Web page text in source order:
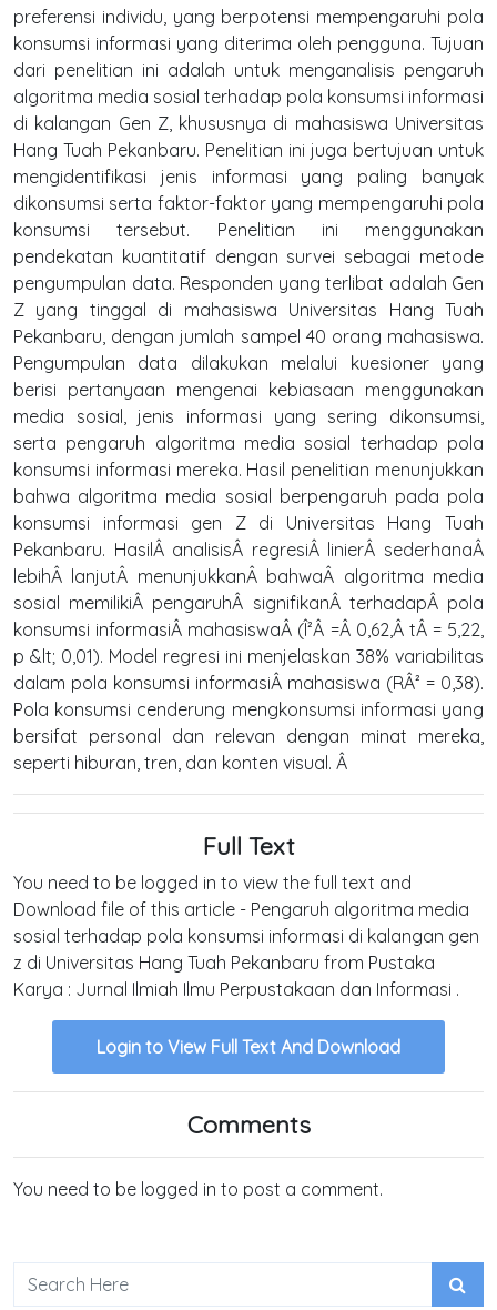
preferensi individu, yang berpotensi mempengaruhi pola
konsumsi informasi yang diterima oleh pengguna. Tujuan
dari penelitian ini adalah untuk menganalisis pengaruh
algoritma media sosial terhadap pola konsumsi informasi
di kalangan Gen Z, khususnya di mahasiswa Universitas
Hang Tuah Pekanbaru. Penelitian ini juga bertujuan untuk
mengidentifikasi jenis informasi yang paling banyak
dikonsumsi serta faktor-faktor yang mempengaruhi pola
konsumsi tersebut. Penelitian ini menggunakan
pendekatan kuantitatif dengan survei sebagai metode
pengumpulan data. Responden yang terlibat adalah Gen
Z yang tinggal di mahasiswa Universitas Hang Tuah
Pekanbaru, dengan jumlah sampel 40 orang mahasiswa.
Pengumpulan data dilakukan melalui kuesioner yang
berisi pertanyaan mengenai kebiasaan menggunakan
media sosial, jenis informasi yang sering dikonsumsi,
serta pengaruh algoritma media sosial terhadap pola
konsumsi informasi mereka. Hasil penelitian menunjukkan
bahwa algoritma media sosial berpengaruh pada pola
konsumsi informasi gen Z di Universitas Hang Tuah
Pekanbaru. HasilÂ analisisÂ regresiÂ linierÂ sederhanaÂ
lebihÂ lanjutÂ menunjukkanÂ bahwaÂ algoritma media
sosial memilikiÂ pengaruhÂ signifikanÂ terhadapÂ pola
konsumsi informasiÂ mahasiswaÂ (Î²Â =Â 0,62,Â tÂ = 5,22,
p &lt; 0,01). Model regresi ini menjelaskan 38% variabilitas
dalam pola konsumsi informasiÂ mahasiswa (RÂ² = 0,38).
Pola konsumsi cenderung mengkonsumsi informasi yang
bersifat personal dan relevan dengan minat mereka,
seperti hiburan, tren, dan konten visual. Â
Full Text
You need to be logged in to view the full text and
Download file of this article - Pengaruh algoritma media
sosial terhadap pola konsumsi informasi di kalangan gen
z di Universitas Hang Tuah Pekanbaru from Pustaka
Karya : Jurnal Ilmiah Ilmu Perpustakaan dan Informasi .
Login to View Full Text And Download
Comments
You need to be logged in to post a comment.